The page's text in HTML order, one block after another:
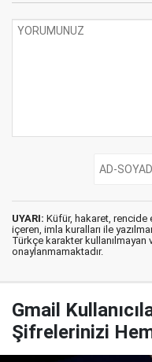
UYARI: Küfür, hakaret, rencide
içeren, imla kuralları ile
Türkçe karakter kullanılmayan
onaylanmamaktadır.
Gmail
Şifrelerinizi